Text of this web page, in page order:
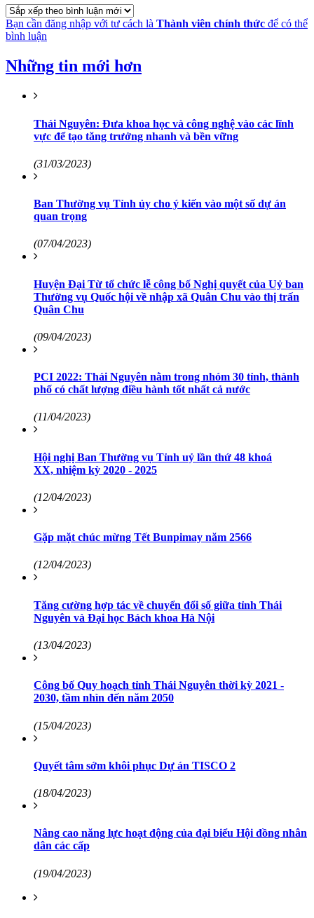
Bạn cần đăng nhập với tư cách là Thành viên chính thức để có thể
bình luận
Những tin mới hơn
Thái Nguyên: Đưa khoa học và công nghệ vào các lĩnh
vực để tạo tăng trưởng nhanh và bền vững
(31/03/2023)
Ban Thường vụ Tỉnh ủy cho ý kiến vào một số dự án
quan trọng
(07/04/2023)
Huyện Đại Từ tổ chức lễ công bố Nghị quyết của Uỷ ban
Thường vụ Quốc hội về nhập xã Quân Chu vào thị trấn
Quân Chu
(09/04/2023)
PCI 2022: Thái Nguyên nằm trong nhóm 30 tỉnh, thành
phố có chất lượng điều hành tốt nhất cả nước
(11/04/2023)
Hội nghị Ban Thường vụ Tỉnh uỷ lần thứ 48 khoá
XX, nhiệm kỳ 2020 - 2025
(12/04/2023)
Gặp mặt chúc mừng Tết Bunpimay năm 2566
(12/04/2023)
Tăng cường hợp tác về chuyển đổi số giữa tỉnh Thái
Nguyên và Đại học Bách khoa Hà Nội
(13/04/2023)
Công bố Quy hoạch tỉnh Thái Nguyên thời kỳ 2021 -
2030, tầm nhìn đến năm 2050
(15/04/2023)
Quyết tâm sớm khôi phục Dự án TISCO 2
(18/04/2023)
Nâng cao năng lực hoạt động của đại biểu Hội đồng nhân
dân các cấp
(19/04/2023)